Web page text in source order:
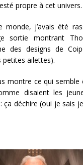
propre à cet univers.
monde, j’avais été
sortie montrant
des designs de
petites ailettes).
montre ce qui semble
disaient les
ça déchire (oui je sais